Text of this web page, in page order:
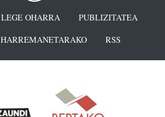
LEGE OHARRA
PUBLIZITATEA
HARREMANETARAKO RSS